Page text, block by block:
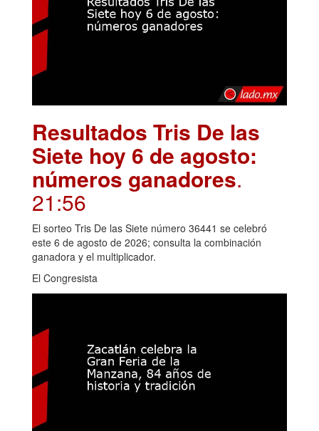
Resultados Tris De las
Siete hoy 6 de agosto:
números ganadores.
21:56
El sorteo Tris De las Siete número 36441 se celebró
este 6 de agosto de 2026; consulta la combinación
ganadora y el multiplicador.
El Congresista